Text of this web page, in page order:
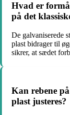
Hvad er
på det
De galvaniserede
plast bidrager til
sikrer, at sædet
Kan rebene
plast justeres?